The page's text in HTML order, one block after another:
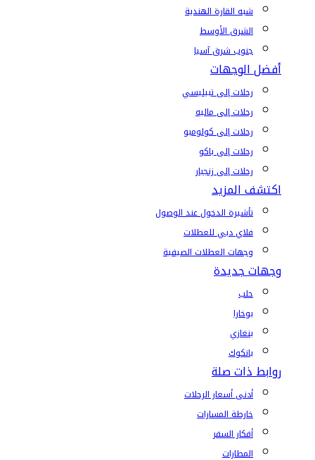
شبه القارة الهندية
الشرق الأوسط
جنوب شرق آسيا
أفضل الوجهات
رحلات إلى تبيليسي
رحلات إلى ماليه
رحلات إلى كولومبو
رحلات إلى باكو
رحلات إلى زنجبار
اكتشف المزيد
تأشيرة الدخول عند الوصول
فلاي دبي للعطلات
وجهات العطلات الصيفية
وجهات جديدة
حلب
بوخارا
بنغازي
بانكوك
روابط ذات صلة
أدنى أسعار الرحلات
خارطة المسارات
أفكار السفر
المطارات